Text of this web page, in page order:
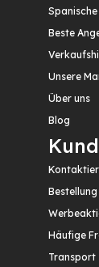
Beste
Unsere
Über uns
Blog
Häufige
Transport